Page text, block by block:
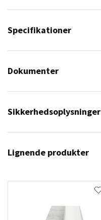
Specifikationer
Dokumenter
Sikkerhedsoplysninger
Lignende produkter